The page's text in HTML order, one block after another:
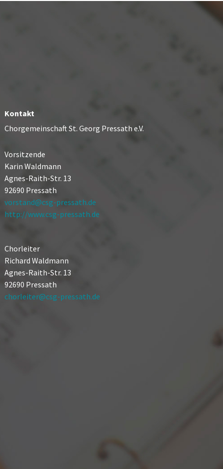
Kontakt
Chorgemeinschaft St. Georg Pressath e.V.
Vorsitzende
Karin Waldmann
Agnes-Raith-Str. 13
92690 Pressath
vorstand@csg-pressath.de
http://www.csg-pressath.de
Chorleiter
Richard Waldmann
Agnes-Raith-Str. 13
92690 Pressath
chorleiter@csg-pressath.de